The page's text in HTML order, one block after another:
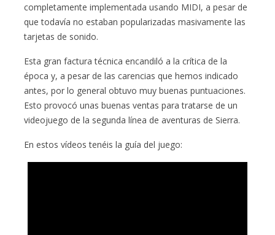
completamente implementada usando MIDI, a pesar de
que todavía no estaban popularizadas masivamente las
tarjetas de sonido.
Esta gran factura técnica encandiló a la crítica de la
época y, a pesar de las carencias que hemos indicado
antes, por lo general obtuvo muy buenas puntuaciones.
Esto provocó unas buenas ventas para tratarse de un
videojuego de la segunda línea de aventuras de Sierra.
En estos vídeos tenéis la guía del juego: